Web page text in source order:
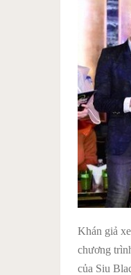
Khán giả
chương
của Siu